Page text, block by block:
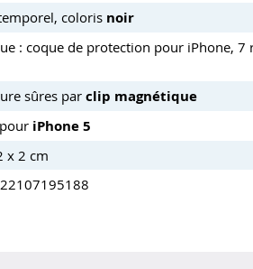
coloris noir
: coque de protection pour iPhone,
sûres par clip magnétique
iPhone 5
x 2 cm